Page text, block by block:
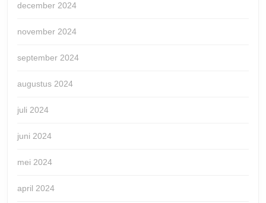
december 2024
november 2024
september 2024
augustus 2024
juli 2024
juni 2024
mei 2024
april 2024